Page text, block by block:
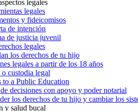
legales
legales
y fideicomisos
de intención
de justicia juvenil
legales
los derechos de tu hijo
legales a partir de los 18 años
o custodia legal
to a Public Education
decisiones con apoyo y poder notarial
los derechos de tu hijo y cambiar los
y salud bucal